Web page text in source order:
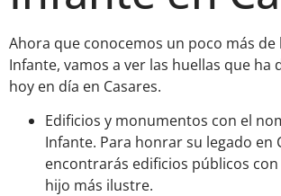
Ahora que conocemos un poco más de
Infante, vamos a ver las huellas que ha
hoy en día en Casares.
Edificios y monumentos con el
Infante. Para honrar su legado en
encontrarás edificios públicos
hijo más ilustre.